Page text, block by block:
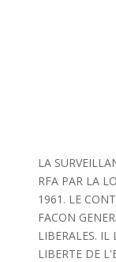
LA
RFA PAR LA
1961. LE
FACON
LIBERALES.
LIBERTE DE